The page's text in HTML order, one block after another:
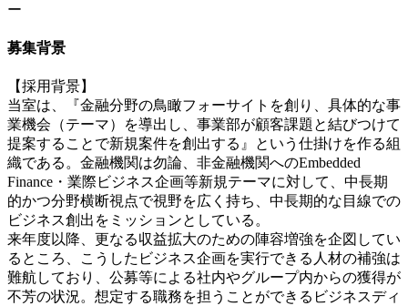
ー
募集背景
【採用背景】
当室は、『金融分野の鳥瞰フォーサイトを創り、具体的な事
業機会（テーマ）を導出し、事業部が顧客課題と結びつけて
提案することで新規案件を創出する』という仕掛けを作る組
織である。金融機関は勿論、非金融機関へのEmbedded
Finance・業際ビジネス企画等新規テーマに対して、中長期
的かつ分野横断視点で視野を広く持ち、中長期的な目線での
ビジネス創出をミッションとしている。
来年度以降、更なる収益拡大のための陣容増強を企図してい
るところ、こうしたビジネス企画を実行できる人材の補強は
難航しており、公募等による社内やグループ内からの獲得が
不芳の状況。想定する職務を担うことができるビジネスディ